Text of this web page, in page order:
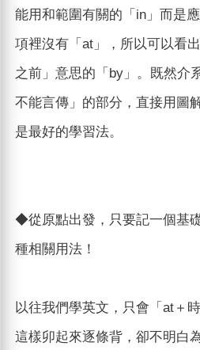
能用和範圍有關的「in」而是
項裡沒有「at」，所以可以看
之前」意思的「by」。既然介
不能言傳」的部分，直接用圖
是最好的學習法。
◆從原點出發，只要記一個基
種相關用法！
以往我們學英文，只會「at＋
這樣卯起來逐條背，卻不明白